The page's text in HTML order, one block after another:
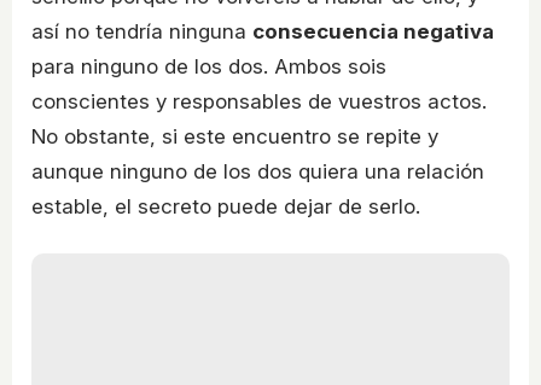
así no tendría ninguna consecuencia negativa
para ninguno de los dos. Ambos sois
conscientes y responsables de vuestros actos.
No obstante, si este encuentro se repite y
aunque ninguno de los dos quiera una relación
estable, el secreto puede dejar de serlo.